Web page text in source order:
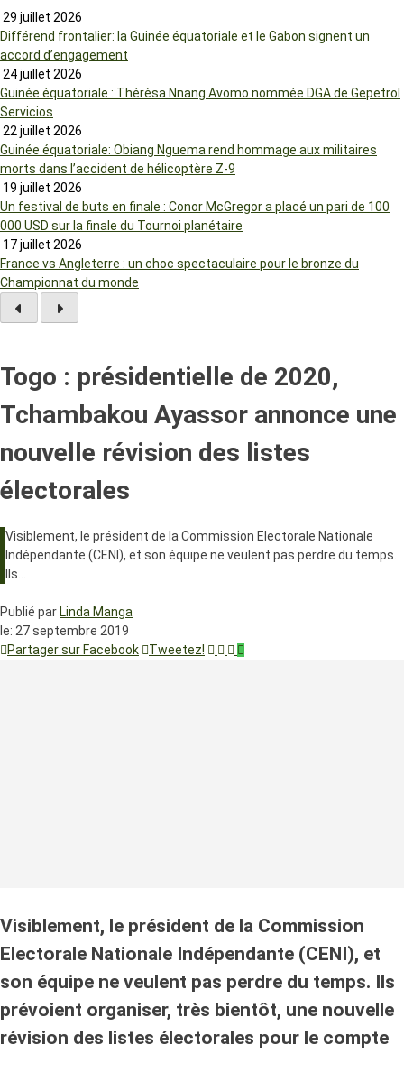
29 juillet 2026
Différend frontalier: la Guinée équatoriale et le Gabon signent un
accord d’engagement
24 juillet 2026
Guinée équatoriale : Thérèsa Nnang Avomo nommée DGA de Gepetrol
Servicios
22 juillet 2026
Guinée équatoriale: Obiang Nguema rend hommage aux militaires
morts dans l’accident de hélicoptère Z-9
19 juillet 2026
Un festival de buts en finale : Conor McGregor a placé un pari de 100
000 USD sur la finale du Tournoi planétaire
17 juillet 2026
France vs Angleterre : un choc spectaculaire pour le bronze du
Championnat du monde
Togo : présidentielle de 2020,
Tchambakou Ayassor annonce une
nouvelle révision des listes
électorales
Visiblement, le président de la Commission Electorale Nationale
Indépendante (CENI), et son équipe ne veulent pas perdre du temps.
Ils…
Publié par Linda Manga
le: 27 septembre 2019
Partager sur Facebook
Tweetez!
Visiblement, le président de la Commission
Electorale Nationale Indépendante (CENI), et
son équipe ne veulent pas perdre du temps. Ils
prévoient organiser, très bientôt, une nouvelle
révision des listes électorales pour le compte